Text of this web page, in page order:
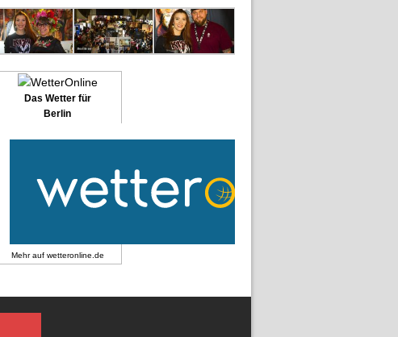
Das Wetter für
Berlin
Mehr auf wetteronline.de